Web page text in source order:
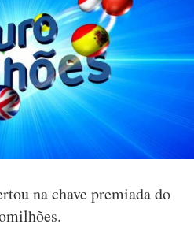
na chave premiada do